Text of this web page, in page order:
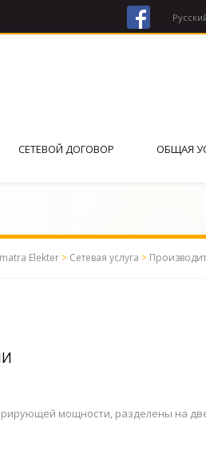
facebook
СЕТЕВОЙ ДОГОВОР ОБЩАЯ
Elekter > Сетевая услуга >
мощности, разделены на